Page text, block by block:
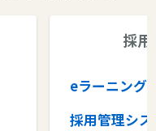
採
eラーニング
採用管理シス